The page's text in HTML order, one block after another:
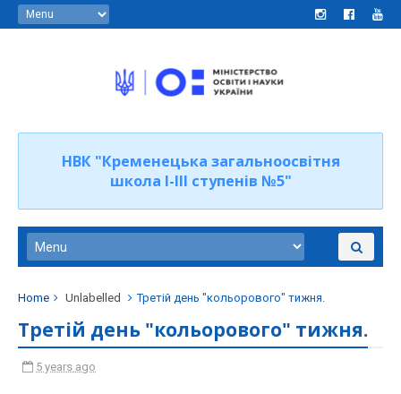
НВК "Кременецька загальноосвітня
школа І-ІІІ ступенів №5"
Home Unlabelled Третій день "кольорового" тижня.
Третій день "кольорового" тижня.
5 years ago